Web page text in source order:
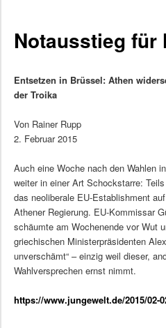
Notausstieg für
Entsetzen in Brüssel: Athen
der Troika
Von Rainer Rupp
2. Februar 2015
Auch eine Woche nach den Wahlen
weiter in einer Art Schockstarre:
das neoliberale EU-Establishment
Athener Regierung. EU-Kommissar
schäumte am Wochenende vor Wut
griechischen Ministerpräsidenten
unverschämt“ – einzig weil dieser,
Wahlversprechen ernst nimmt.
https://www.jungewelt.de/2015/02-